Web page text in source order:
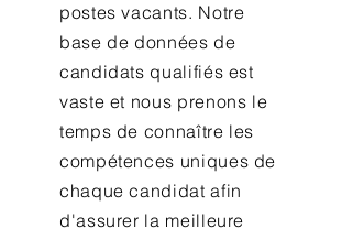
postes vacants. Notre
base de données de
candidats qualifiés est
vaste et nous prenons le
temps de connaître les
compétences uniques de
chaque candidat afin
d'assurer la meilleure